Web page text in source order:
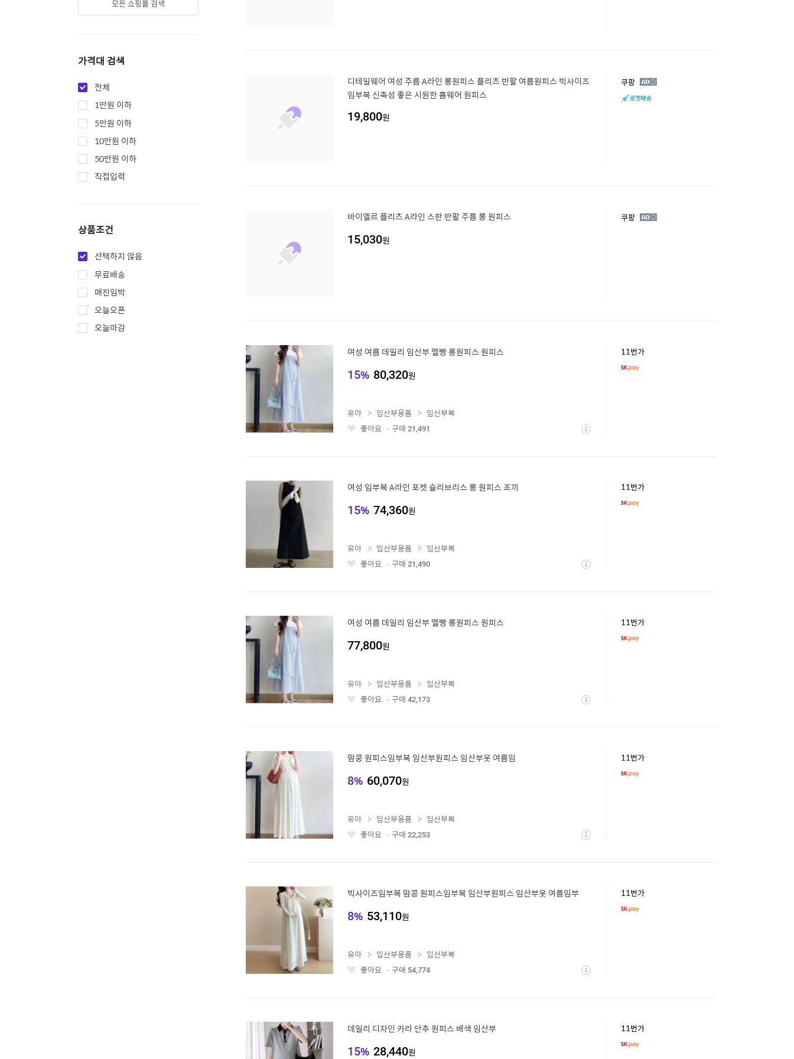
모든 쇼핑몰 검색
가격대 검색
전체
1만원 이하
5만원 이하
10만원 이하
50만원 이하
직접입력
상품조건
선택하지 않음
무료배송
매진임박
오늘오픈
오늘마감
디테일웨어 여성 주름 A라인 롱원피스 플리츠 반팔 여름원피스 빅사이즈
임부복 신축성 좋은 시원한 홈웨어 원피스
19,800원
쿠팡 광
고
바이엘르 플리츠 A라인 스판 반팔 주름 롱 원피스
15,030원
쿠팡 광
여성 여름 데일리 임산부 멜빵 롱원피스 원피스
15% 80,320원
11번가
좋 상
유아 임산부용품
임산부복
좋아요
구매 21,491
여성 임부복 A라인 포켓 슬리브리스 롱 원피스 조끼
15% 74,360원
11번가
좋 상
유아 임산부용품
임산부복
좋아요
구매 21,490
여성 여름 데일리 임산부 멜빵 롱원피스 원피스
77,800원
11번가
좋 상
유아 임산부용품
임산부복
좋아요
구매 42,173
맘콩 원피스임부복 임산부원피스 임산부옷 여름임
8% 60,070원
11번가
좋 상
유아 임산부용품
임산부복
좋아요
구매 22,253
빅사이즈임부복 맘콩 원피스임부복 임산부원피스 임산부옷 여름임부
8% 53,110원
11번가
좋 상
유아 임산부용품
임산부복
좋아요
구매 54,774
데일리 디자인 카라 단추 원피스 배색 임산부
15% 28,440원
11번가